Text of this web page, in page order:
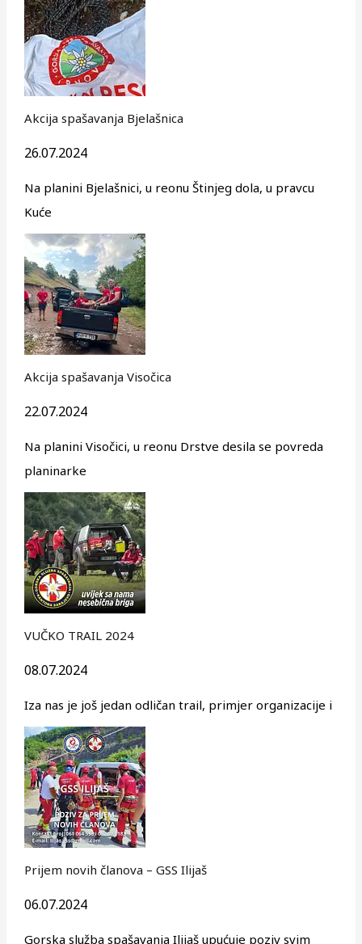
Akcija spašavanja Bjelašnica
26.07.2024
Na planini Bjelašnici, u reonu Štinjeg dola, u pravcu
Kuće
Akcija spašavanja Visočica
22.07.2024
Na planini Visočici, u reonu Drstve desila se povreda
planinarke
VUČKO TRAIL 2024
08.07.2024
Iza nas je još jedan odličan trail, primjer organizacije i
Prijem novih članova – GSS Ilijaš
06.07.2024
Gorska služba spašavanja Ilijaš upućuje poziv svim